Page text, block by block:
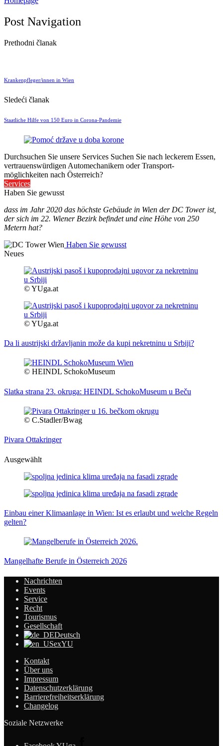
Post Navigation
Prethodni članak
Krankenpfleger/innen in Wien
Sledeći članak
Staatliche Hilfe von 150 Euro in Corona-Pandemie
Durchsuchen Sie unsere Services Suchen Sie nach leckerem Essen,
vertrauenswürdigen Automechanikern oder Transport-
möglichkeiten nach Österreich?
Services
Haben Sie gewusst
dass im Jahr 2020 das höchste Gebäude in Wien der DC Tower ist,
der sich im 22. Wiener Bezirk befindet und eine Höhe von 250
Metern hat?
Haben Sie gewusst
Neues
© YUga.at
© YUga.at
Da li austrijski državljanin može da kupi nekretninu u Srbiji?
© HEINDL SchokoMuseum
Slatka strana 23. okruga: HEINDL SchokoMuseum u Beču
© C.Stadler/Bwag
Pivara Ottakringer
Ausgewählt
Einbau einer Klimaanlage in Wien: Ist es erlaubt und welche Regeln
gelten?
Mangelhafte Berufe in Österreich 2026
Nachrichten
Events
Service
Recht
Tourismus
Gesellschaft
Deutsch
exYU
Kontakt
Über uns
Impressum
Datenschutzerklärung
Barrierefreiheitserklärung
Changelog
Soziale Netzwerke